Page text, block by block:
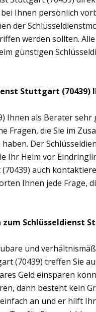
Ihnen persönlich
der
werden sollten.
günstigen
Stuttgart (70439)
Ihnen als Berater sehr
Fragen, die Sie im
Der
Ihr Heim vor
auch
Ihnen jede Frage,
Schlüsseldienst
und
(70439) treffen Sie
Geld einsparen
dann besteht kein
an und er hilft